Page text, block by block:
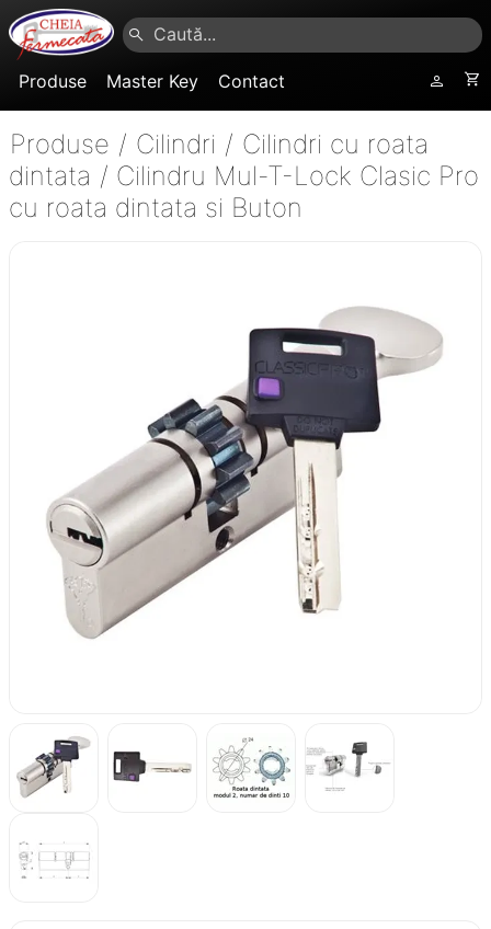
Produse Master Key Contact
Produse / Cilindri / Cilindri cu roata
dintata / Cilindru Mul-T-Lock Clasic Pro
cu roata dintata si Buton